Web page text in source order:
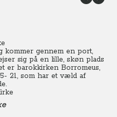
kommer gennem en port,
sig på en lille, skøn plads
er barokkirken Borromeus,
21, som har et væld af